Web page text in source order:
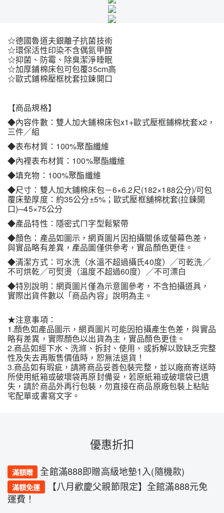
☆德國魯道夫銀離子抗菌技術
☆環保活性印染不含偶氮甲醛
☆抑菌、防霉、除臭潔淨睡眠
☆加厚鋪棉床包可包覆35cm高
☆歐式鋪棉壓框枕套拉鍊開口
【商品規格】
◆內容件數：雙人加大鋪棉床包x1+歐式壓框鋪棉枕套x2，
三件╱組
◆表布材質：100%聚酯纖維
◆內裡表布材質：100%聚酯纖維
◆填充物：100%聚酯纖維
◆尺寸：雙人加大鋪棉床包－6×6.2尺(182×188公分)/可包
覆床墊厚度：約35公分±5%；歐式壓框舖棉枕套(拉鍊開
口)─45×75公分
◆產品特性：隱密式ㄇ字型鬆緊帶
◆顏色：產品如圖示，網頁圖片因拍攝關係或螢幕色差，
與實品略有差異，產品圖僅供參考，實品顏色更佳。
◆清潔方式：可水洗（水溫不超過攝氏40度）╱可乾洗╱
不可烘乾╱可熨燙（溫度不超過60度）╱不可漂白
◆特別說明：網頁圖片僅為示意圖參考，不含拍攝道具，
實際出貨件數以「商品內容」說明為主。
★注意事項：
1.顏色如產品圖示，網頁圖片可能因拍攝產生色差，與實品
略有差異，實際顏色以出貨為主，實品顏色更佳。
2.商品如經下水、洗滌、拆封、使用、或拆解以致缺乏完整
性及失去再販售價值時，恕無法退貨！
3.商品如有瑕疵，請將商品妥善包裝完整，並以廠商寄送時
所使用紙箱或破壞袋再原封備妥，若原紙箱或破壞袋已遺
失，請於商品外再行包裝，勿直接在商品原廠包裝上粘貼
宅配單或書寫文字。
優惠折扣
滿額贈 全館滿888即贈高級地墊1入(隨機款)
滿額免運
【八月歡慶父親節限定】全館滿888元免
運費！